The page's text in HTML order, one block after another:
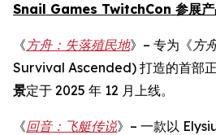
Snail Games TwitchCon 参展产
《方舟：失落殖民地》– 专为《方
Survival Ascended) 打造的首部正
景定于 2025 年 12 月上线。
《回音：飞艇传说》– 一款以